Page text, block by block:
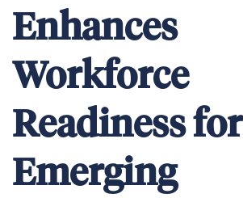
Enhances
Workforce
Readiness for
Emerging